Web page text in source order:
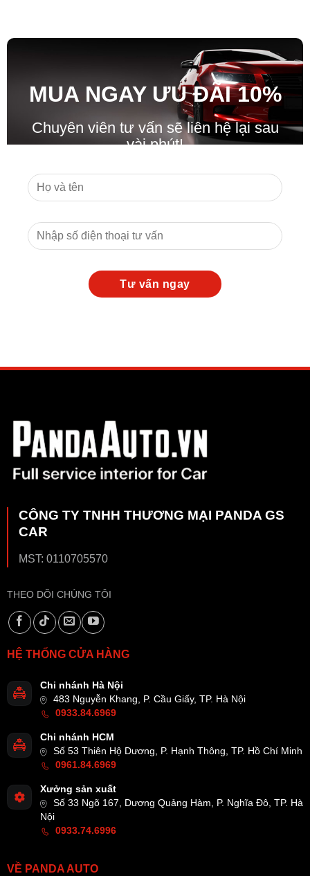
MUA NGAY ƯU ĐÃI10%
Chuyên viên tư vấn sẽ liên hệ lại sau
vài phút!
CÔNG TY TNHH THƯƠNG MẠI PANDA GS
CAR
MST: 0110705570
THEO DÕI CHÚNG TÔI
HỆ THỐNG CỬA HÀNG
Chi nhánh Hà Nội
483 Nguyễn Khang, P. Cầu Giấy, TP. Hà Nội
0933.84.6969
Chi nhánh HCM
Số 53 Thiên Hộ Dương, P. Hạnh Thông, TP. Hồ Chí Minh
0961.84.6969
Xưởng sản xuất
Số 33 Ngõ 167, Dương Quảng Hàm, P. Nghĩa Đô, TP. Hà
Nội
0933.74.6996
VỀ PANDA AUTO